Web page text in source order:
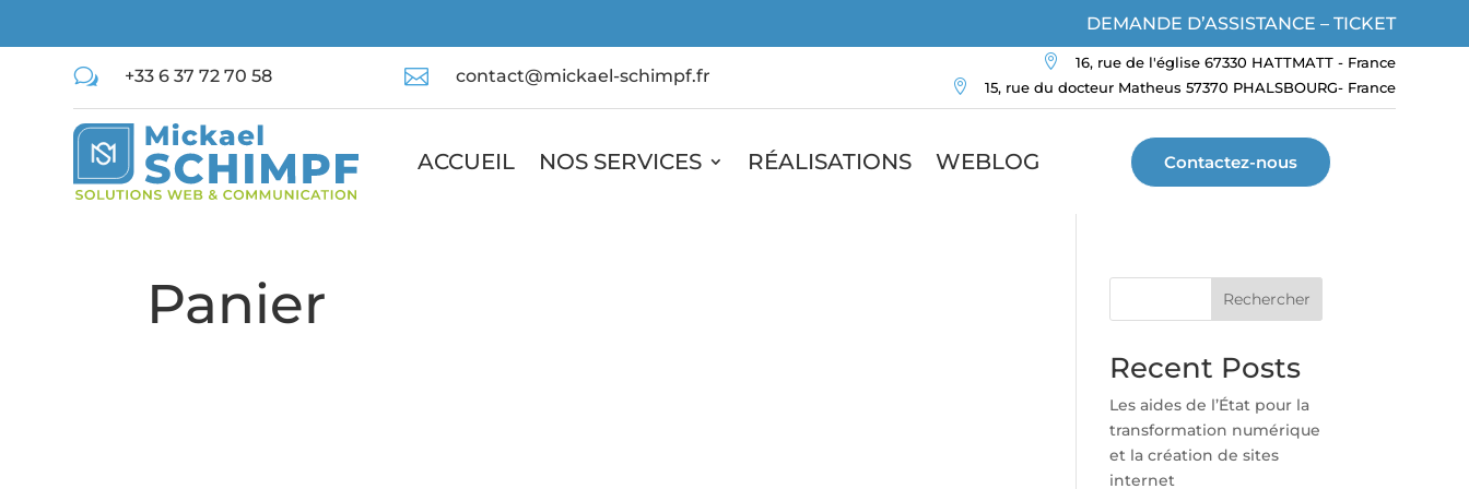
DEMANDE D’ASSISTANCE – TICKET
w +33 6 37 72 70 58  contact@mickael-schimpf.fr

16, rue de l'église 67330 HATTMATT - France

15, rue du docteur Matheus 57370 PHALSBOURG- France
ACCUEIL NOS SERVICES RÉALISATIONS WEBLOG Contactez-nous
Panier Rechercher
Recent Posts
Les aides de l’État pour la
transformation numérique
et la création de sites
internet